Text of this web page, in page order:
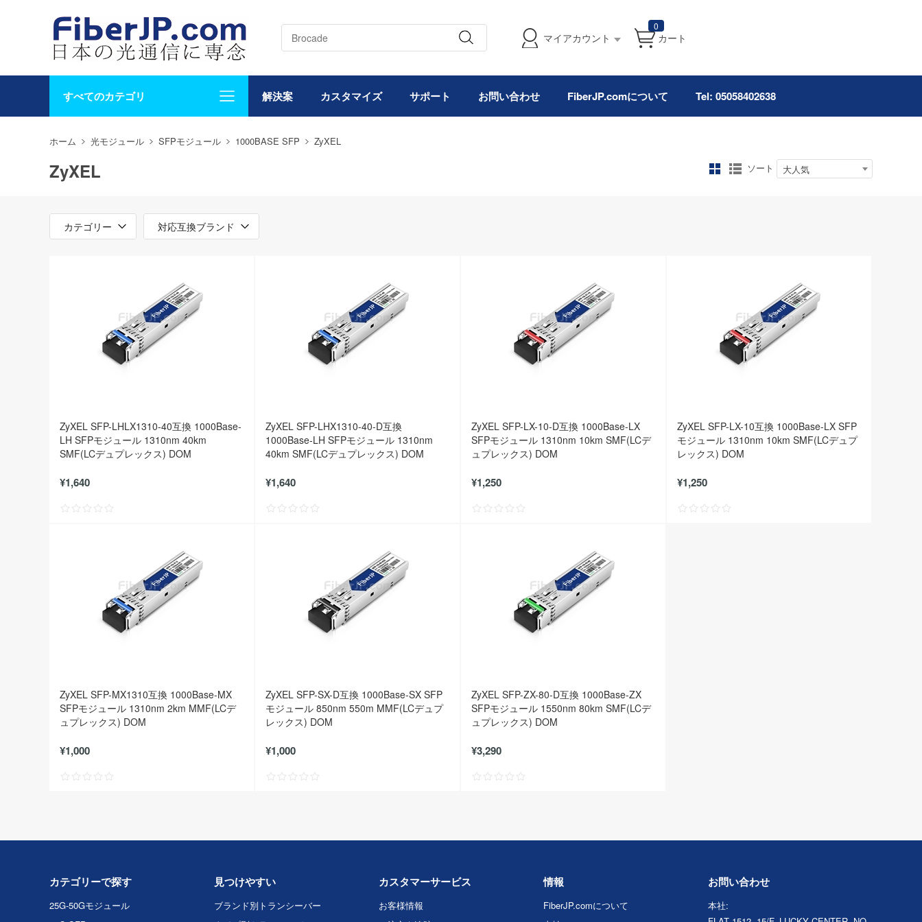
マイアカウント
0
カート
すべてのカテゴリ 解決案 カスタマイズ サポート お問い合わせ FiberJP.comについて Tel: 05058402638
ホーム 光モジュール SFPモジュール 1000BASE SFP ZyXEL
ZyXEL ソート 大人気
カテゴリー 対応互換ブランド
ZyXEL SFP-LHLX1310-40互換 1000Base-
LH SFPモジュール 1310nm 40km
SMF(LCデュプレックス) DOM
¥1,640
ZyXEL SFP-LHX1310-40-D互換
1000Base-LH SFPモジュール 1310nm
40km SMF(LCデュプレックス) DOM
¥1,640
ZyXEL SFP-LX-10-D互換 1000Base-LX
SFPモジュール 1310nm 10km SMF(LCデ
ュプレックス) DOM
¥1,250
ZyXEL SFP-LX-10互換 1000Base-LX SFP
モジュール 1310nm 10km SMF(LCデュプ
レックス) DOM
¥1,250
ZyXEL SFP-MX1310互換 1000Base-MX
SFPモジュール 1310nm 2km MMF(LCデ
ュプレックス) DOM
¥1,000
ZyXEL SFP-SX-D互換 1000Base-SX SFP
モジュール 850nm 550m MMF(LCデュプ
レックス) DOM
¥1,000
ZyXEL SFP-ZX-80-D互換 1000Base-ZX
SFPモジュール 1550nm 80km SMF(LCデ
ュプレックス) DOM
¥3,290
カテゴリーで探す
25G-50Gモジュール
見つけやすい
ブランド別トランシーバー
カスタマーサービス
お客様情報
情報
FiberJP.comについて
お問い合わせ
本社: